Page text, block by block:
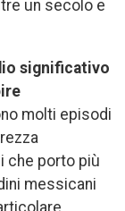
un secolo e
significativo
molti episodi
che porto più
messicani